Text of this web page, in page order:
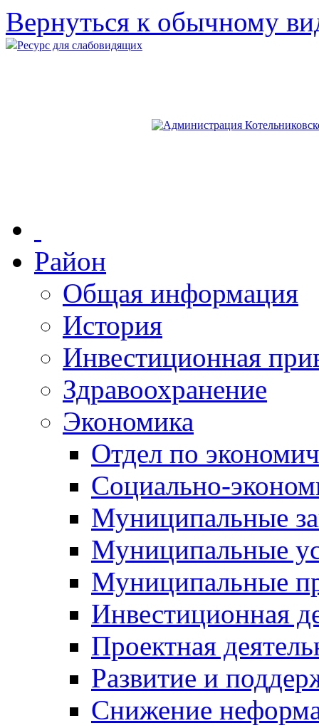
Вернуться к обычному
Ресурс для слабовидящих
Район
Общая информация
История
Инвестиционная
Здравоохранение
Экономика
Отдел по
Социально-
Муниципальные
Муниципальные
Муниципальные
Инвестиционная
Проектная
Развитие и
Снижение